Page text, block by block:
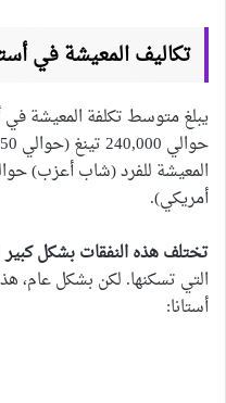
تكاليف المعيشة في
أمريكي).
تختلف هذه النفقات بشكل كبير
التي تسكنها. لكن بشكل عام،
أستانا: